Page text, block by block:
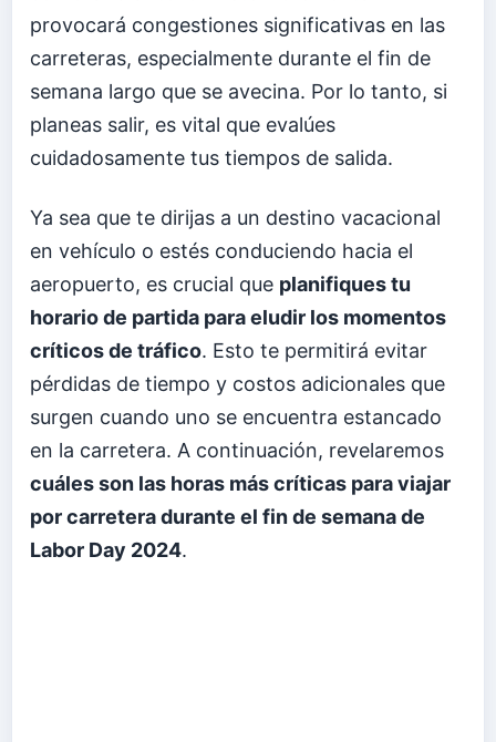
provocará congestiones significativas en las
carreteras, especialmente durante el fin de
semana largo que se avecina. Por lo tanto, si
planeas salir, es vital que evalúes
cuidadosamente tus tiempos de salida.
Ya sea que te dirijas a un destino vacacional
en vehículo o estés conduciendo hacia el
aeropuerto, es crucial que planifiques tu
horario de partida para eludir los momentos
críticos de tráfico. Esto te permitirá evitar
pérdidas de tiempo y costos adicionales que
surgen cuando uno se encuentra estancado
en la carretera. A continuación, revelaremos
cuáles son las horas más críticas para viajar
por carretera durante el fin de semana de
Labor Day 2024.